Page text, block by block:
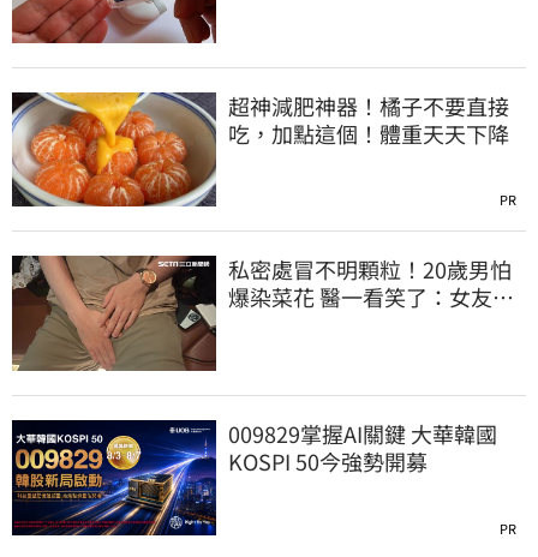
超神減肥神器！橘子不要直接
吃，加點這個！體重天天下降
PR
私密處冒不明顆粒！20歲男怕
爆染菜花 醫一看笑了：女友常
009829掌握AI關鍵 大華韓國
KOSPI 50今強勢開募
PR